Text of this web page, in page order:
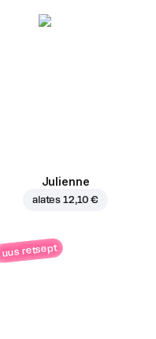
Julienne
alates 12,10 €
uus retsept